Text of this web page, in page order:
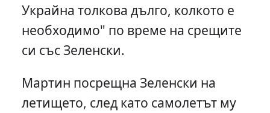
Украйна толкова дълго, колкото е
необходимо" по време на срещите
си със Зеленски.
Мартин посрещна Зеленски на
летището, след като самолетът му